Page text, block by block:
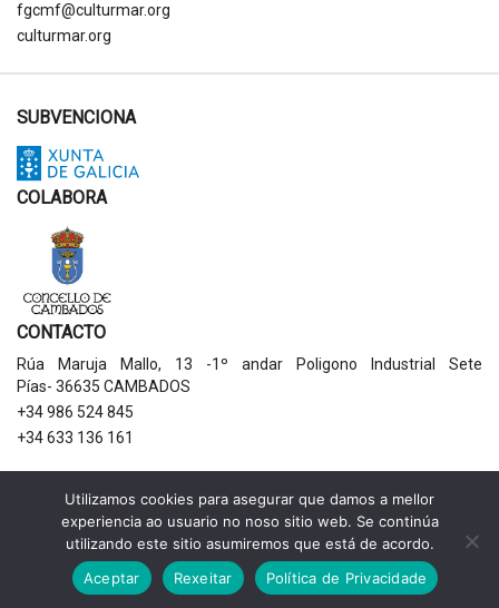
fgcmf@culturmar.org
culturmar.org
SUBVENCIONA
COLABORA
CONTACTO
Rúa Maruja Mallo, 13 -1º andar Poligono Industrial Sete
Pías- 36635 CAMBADOS
+34 986 524 845
+34 633 136 161
AVISOS LEGAIS
Política de privacidade
Aviso legal
Política de cookies
Utilizamos cookies para asegurar que damos a mellor
experiencia ao usuario no noso sitio web. Se continúa
utilizando este sitio asumiremos que está de acordo.
Aceptar
Rexeitar Política de Privacidade